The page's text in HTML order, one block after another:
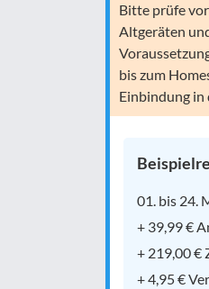
Bitte prüfe
Altgeräten
bis zum
Einbindung in
01. bis 24.
+ 39,99 €
+ 219,00 €
+ 4,95 €